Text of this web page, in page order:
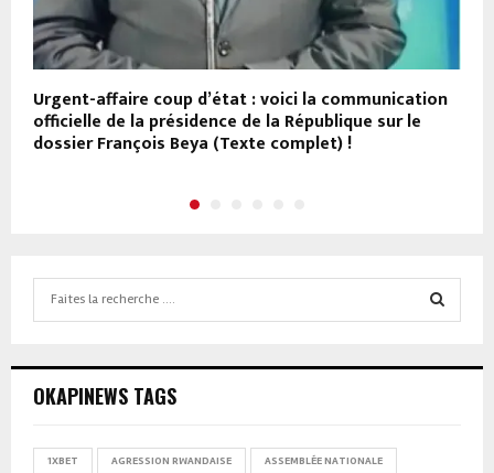
Urgent-affaire coup d’état : voici la communication
officielle de la présidence de la République sur le
dossier François Beya (Texte complet) !
OKAPINEWS TAGS
1XBET AGRESSION RWANDAISE ASSEMBLÉE NATIONALE